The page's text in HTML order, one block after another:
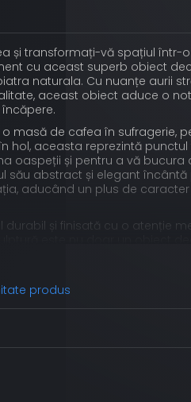
și transformați-vă spațiul într-
cu aceast superb obiect
naturala. Cu nuanțe aurii
aceast obiect aduce o
masă de cafea în sufragerie,
hol, aceasta reprezintă
oaspeții și pentru a vă bucura
său abstract și elegant încântă
aducând un plus de
durabil și finisată cu o atenție
ambientului spatiului tau.
produs